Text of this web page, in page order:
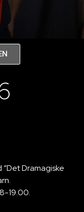
Dramagiske
19.00.